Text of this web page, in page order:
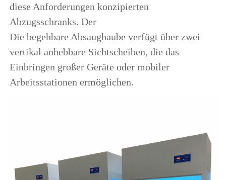
diese Anforderungen konzipierten
Abzugsschranks. Der
Die begehbare Absaughaube verfügt über zwei
vertikal anhebbare Sichtscheiben, die das
Einbringen großer Geräte oder mobiler
Arbeitsstationen ermöglichen.